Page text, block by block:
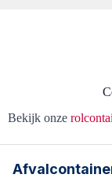
Bekijk onze